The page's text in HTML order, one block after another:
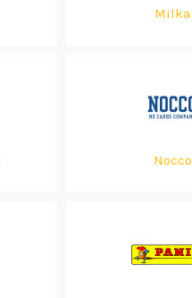
Milka
Nocco